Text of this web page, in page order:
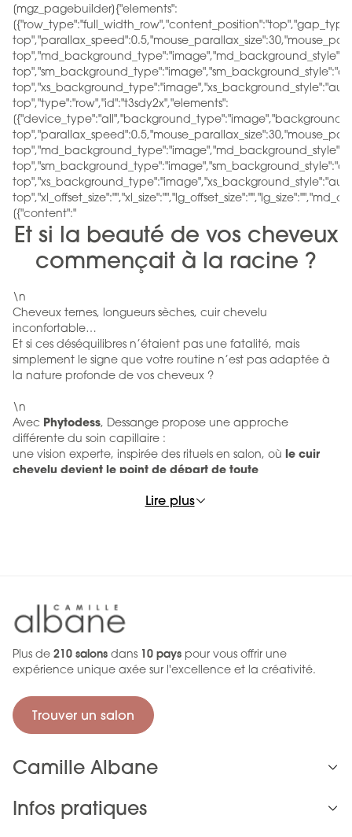
[mgz_pagebuilder]{"elements":
top","type":"row","id":"t3sdy2x","elements":
[{"content":"
Et si la beauté de vos cheveux
commençait à la racine ?
\n
Cheveux ternes, longueurs sèches, cuir chevelu
inconfortable…
Et si ces déséquilibres n’étaient pas une fatalité, mais
simplement le signe que votre routine n’est pas adaptée à
la nature profonde de vos cheveux ?
\n
Avec Phytodess, Dessange propose une approche
différente du soin capillaire :
une vision experte, inspirée des rituels en salon, où le cuir
chevelu devient le point de départ de toute
pour mieux les sublimer
\n
Un cheveu sec n’est pas toujours un cheveu abîmé.
Un cuir chevelu gras peut pourtant manquer d’équilibre.
Une couleur qui ternit est souvent le reflet d’une fibre
fragilisée.
Chez Dessange, chaque diagnostic repose sur une
conviction essentielle :
Lire plus
Plus de 210 salons dans 10 pays pour vous offrir une
expérience unique axée sur l'excellence et la créativité.
Trouver un salon
Camille Albane
Infos pratiques